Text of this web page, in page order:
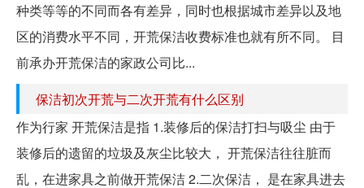
种类等等的不同而各有差异，同时也根据城市差异以及地
区的消费水平不同，开荒保洁收费标准也就有所不同。 目
前承办开荒保洁的家政公司比...
保洁初次开荒与二次开荒有什么区别
作为行家 开荒保洁是指 1.装修后的保洁打扫与吸尘 由于
装修后的遗留的垃圾及灰尘比较大， 开荒保洁往往脏而
乱，在进家具之前做开荒保洁 2.二次保洁， 是在家具进去